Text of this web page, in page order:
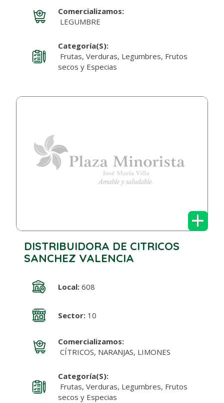
Comercializamos:
LEGUMBRE
Categoría(s):
Frutas, Verduras, Legumbres, Frutos
secos y Especias
+
DISTRIBUIDORA DE CITRICOS
SANCHEZ VALENCIA
Local:608
Sector:10
Comercializamos:
CÍTRICOS, NARANJAS, LIMONES
Categoría(s):
Frutas, Verduras, Legumbres, Frutos
secos y Especias